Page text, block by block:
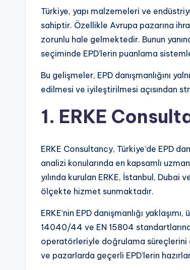
Türkiye, yapı malzemeleri ve
sahiptir. Özellikle Avrupa pazarına
zorunlu hale gelmektedir. Bunun
seçiminde EPD’lerin puanlama
Bu gelişmeler, EPD danışmanlığını
edilmesi ve iyileştirilmesi açısından
1. ERKE
ERKE Consultancy, Türkiye’de EPD
analizi konularında en kapsamlı
yılında kurulan ERKE, İstanbul,
ölçekte hizmet sunmaktadır.
ERKE’nin EPD danışmanlığı
14040/44 ve EN 15804
operatörleriyle doğrulama süreçlerini
ve pazarlarda geçerli EPD’lerin